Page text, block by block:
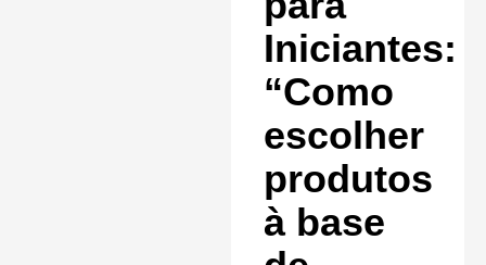
Saiba mais »
Iniciantes:
“Como
escolher
produtos
à base